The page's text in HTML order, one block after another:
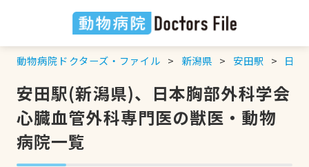
動物病院ドクターズ・ファイル 新潟県 安田駅 日本
安田駅(新潟県)、日本胸部外科学会
心臓血管外科専門医の獣医・動物
病院一覧